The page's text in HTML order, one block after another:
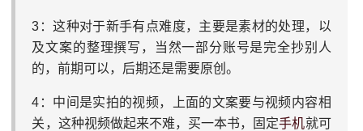
3：这种对于新手有点难度，主要是素材的处理，以
及文案的整理撰写，当然一部分账号是完全抄别人
的，前期可以，后期还是需要原创。
4：中间是实拍的视频，上面的文案要与视频内容相
关，这种视频做起来不难，买一本书，固定手机就可